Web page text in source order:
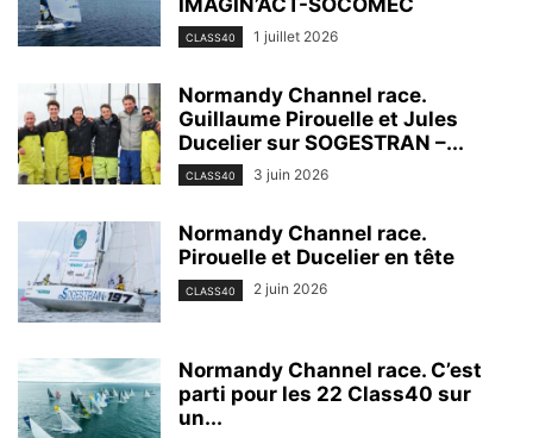
IMAGIN’ACT-SOCOMEC
CLASS40 1 juillet 2026
Normandy Channel race.
Guillaume Pirouelle et Jules
Ducelier sur SOGESTRAN –...
CLASS40 3 juin 2026
Normandy Channel race.
Pirouelle et Ducelier en tête
CLASS40 2 juin 2026
Normandy Channel race. C’est
parti pour les 22 Class40 sur
un...